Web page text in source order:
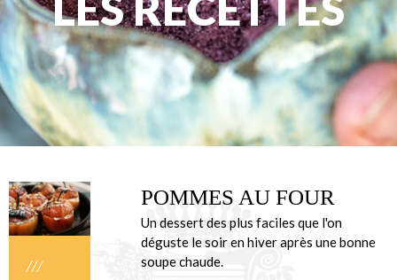
///
POMMES AU FOUR
Un dessert des plus faciles que l'on
déguste le soir en hiver après une bonne
soupe chaude.